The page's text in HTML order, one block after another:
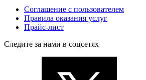
Соглашение с пользователем
Правила оказания услуг
Прайс-лист
Следите за нами в соцсетях